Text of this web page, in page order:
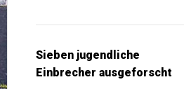
Sieben jugendliche
Einbrecher ausgeforscht